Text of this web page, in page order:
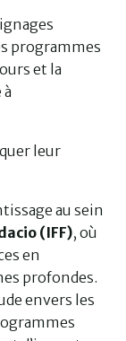
programmes
et la
leur
au sein
(IFF), où
en
profondes.
envers les